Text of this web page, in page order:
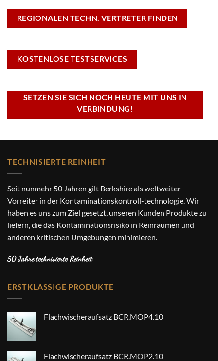
REGIONALEN TECHN. VERTRETER FINDEN
KOSTENLOSE TESTSERVICES
SETZEN SIE SICH NOCH HEUTE MIT UNS IN
VERBINDUNG!
TECHNISIERTE REINHEIT
Seit nunmehr 50 Jahren gilt Berkshire als weltweiter
Vorreiter in der Kontaminationskontroll-technologie. Wir
haben es uns zum Ziel gesetzt, unseren Kunden Produkte zu
liefern, die das Kontaminationsrisiko in Reinräumen und
anderen kritischen Umgebungen minimieren.
50 Jahre technisierte Reinheit
ERSTKLASSIGE PRODUKTE
Flachwischeraufsatz BCR.MOP4.10
Flachwischeraufsatz BCR.MOP2.10